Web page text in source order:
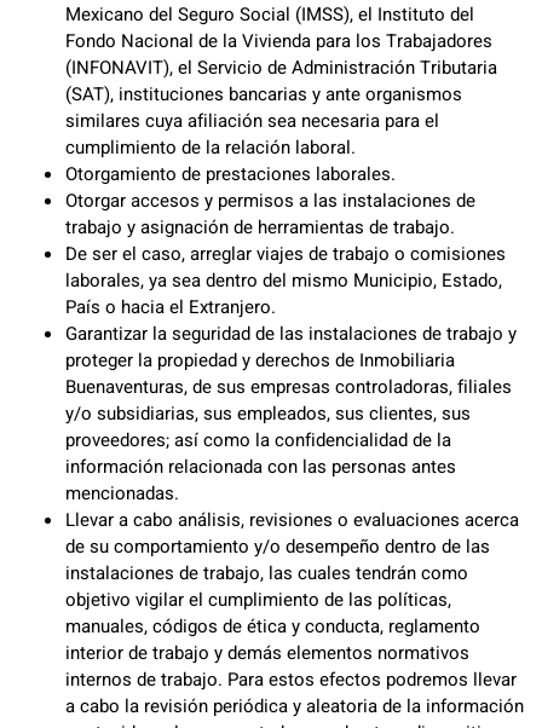
Mexicano del Seguro Social (IMSS), el Instituto del
Fondo Nacional de la Vivienda para los Trabajadores
(INFONAVIT), el Servicio de Administración Tributaria
(SAT), instituciones bancarias y ante organismos
similares cuya afiliación sea necesaria para el
cumplimiento de la relación laboral.
Otorgamiento de prestaciones laborales.
Otorgar accesos y permisos a las instalaciones de
trabajo y asignación de herramientas de trabajo.
De ser el caso, arreglar viajes de trabajo o comisiones
laborales, ya sea dentro del mismo Municipio, Estado,
País o hacia el Extranjero.
Garantizar la seguridad de las instalaciones de trabajo y
proteger la propiedad y derechos de Inmobiliaria
Buenaventuras, de sus empresas controladoras, filiales
y/o subsidiarias, sus empleados, sus clientes, sus
proveedores; así como la confidencialidad de la
información relacionada con las personas antes
mencionadas.
Llevar a cabo análisis, revisiones o evaluaciones acerca
de su comportamiento y/o desempeño dentro de las
instalaciones de trabajo, las cuales tendrán como
objetivo vigilar el cumplimiento de las políticas,
manuales, códigos de ética y conducta, reglamento
interior de trabajo y demás elementos normativos
internos de trabajo. Para estos efectos podremos llevar
a cabo la revisión periódica y aleatoria de la información